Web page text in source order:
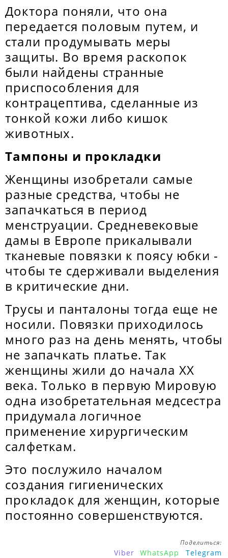
Доктора поняли, что она
передается половым путем, и
стали продумывать меры
защиты. Во время раскопок
были найдены странные
приспособления для
контрацептива, сделанные из
тонкой кожи либо кишок
животных.
Тампоны и прокладки
Женщины изобретали самые
разные средства, чтобы не
запачкаться в период
менструации. Средневековые
дамы в Европе прикалывали
тканевые повязки к поясу юбки -
чтобы те сдерживали выделения
в критические дни.
Трусы и панталоны тогда еще не
носили. Повязки приходилось
много раз на день менять, чтобы
не запачкать платье. Так
женщины жили до начала ХХ
века. Только в первую Мировую
одна изобретательная медсестра
придумала логичное
применение хирургическим
салфеткам.
Это послужило началом
создания гигиенических
прокладок для женщин, которые
постоянно совершенствуются.
Поделиться:
Viber WhatsApp Telegram